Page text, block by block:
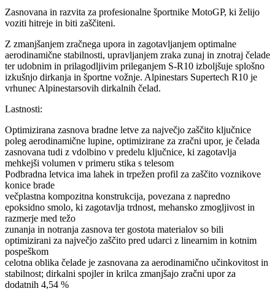
Zasnovana in razvita za profesionalne športnike MotoGP, ki želijo
voziti hitreje in biti zaščiteni.
Z zmanjšanjem zračnega upora in zagotavljanjem optimalne
aerodinamične stabilnosti, upravljanjem zraka zunaj in znotraj čelade
ter udobnim in prilagodljivim prileganjem S-R10 izboljšuje splošno
izkušnjo dirkanja in športne vožnje. Alpinestars Supertech R10 je
vrhunec Alpinestarsovih dirkalnih čelad.
Lastnosti:
Optimizirana zasnova bradne letve za največjo zaščito ključnice
poleg aerodinamične lupine, optimizirane za zračni upor, je čelada
zasnovana tudi z vdolbino v predelu ključnice, ki zagotavlja
mehkejši volumen v primeru stika s telesom
Podbradna letvica ima lahek in trpežen profil za zaščito voznikove
konice brade
večplastna kompozitna konstrukcija, povezana z napredno
epoksidno smolo, ki zagotavlja trdnost, mehansko zmogljivost in
razmerje med težo
zunanja in notranja zasnova ter gostota materialov so bili
optimizirani za največjo zaščito pred udarci z linearnim in kotnim
pospeškom
celotna oblika čelade je zasnovana za aerodinamično učinkovitost in
stabilnost; dirkalni spojler in krilca zmanjšajo zračni upor za
dodatnih 4,54 %